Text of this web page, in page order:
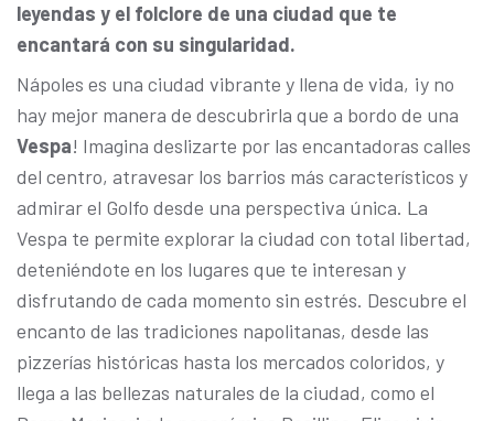
leyendas y el folclore de una ciudad que te
encantará con su singularidad.
Nápoles es una ciudad vibrante y llena de vida, ¡y no
hay mejor manera de descubrirla que a bordo de una
Vespa! Imagina deslizarte por las encantadoras calles
del centro, atravesar los barrios más característicos y
admirar el Golfo desde una perspectiva única. La
Vespa te permite explorar la ciudad con total libertad,
deteniéndote en los lugares que te interesan y
disfrutando de cada momento sin estrés. Descubre el
encanto de las tradiciones napolitanas, desde las
pizzerías históricas hasta los mercados coloridos, y
llega a las bellezas naturales de la ciudad, como el